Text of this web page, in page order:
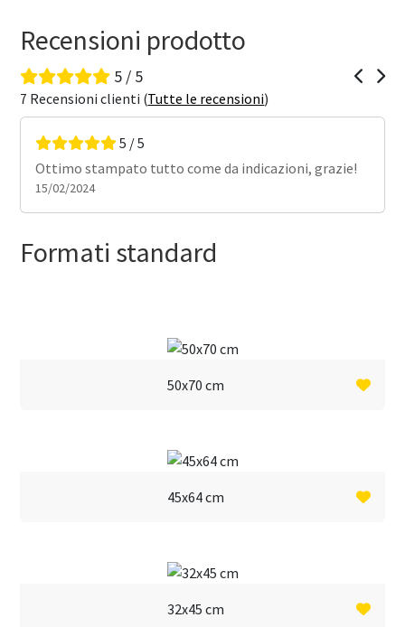
Recensioni prodotto
5 / 5
7 Recensioni clienti (Tutte le recensioni)
5 / 5
Ottimo stampato tutto come da indicazioni, grazie!
15/02/2024
Formati standard
50x70 cm
45x64 cm